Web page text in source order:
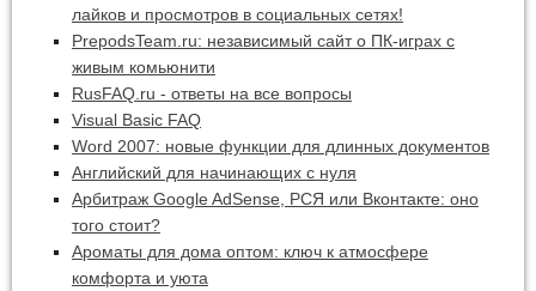
лайков и просмотров в социальных сетях!
PrepodsTeam.ru: независимый сайт о ПК-играх с
живым комьюнити
RusFAQ.ru - ответы на все вопросы
Visual Basic FAQ
Word 2007: новые функции для длинных документов
Английский для начинающих с нуля
Арбитраж Google AdSense, РСЯ или Вконтакте: оно
того стоит?
Ароматы для дома оптом: ключ к атмосфере
комфорта и уюта